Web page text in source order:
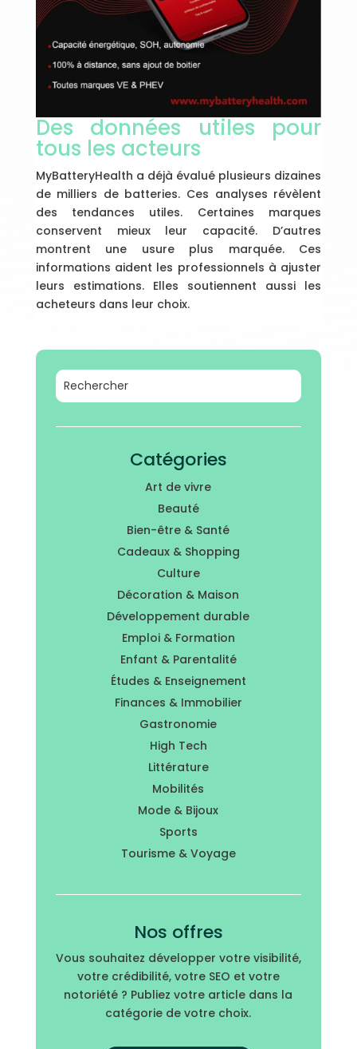
Des données utiles pour
tous les acteurs
MyBatteryHealth a déjà évalué plusieurs dizaines
de milliers de batteries. Ces analyses révèlent
des tendances utiles. Certaines marques
conservent mieux leur capacité. D’autres
montrent une usure plus marquée. Ces
informations aident les professionnels à ajuster
leurs estimations. Elles soutiennent aussi les
acheteurs dans leur choix.
Catégories
Art de vivre
Beauté
Bien-être & Santé
Cadeaux & Shopping
Culture
Décoration & Maison
Développement durable
Emploi & Formation
Enfant & Parentalité
Études & Enseignement
Finances & Immobilier
Gastronomie
High Tech
Littérature
Mobilités
Mode & Bijoux
Sports
Tourisme & Voyage
Nos offres
Vous souhaitez développer votre visibilité,
votre crédibilité, votre SEO et votre
notoriété ? Publiez votre article dans la
catégorie de votre choix.